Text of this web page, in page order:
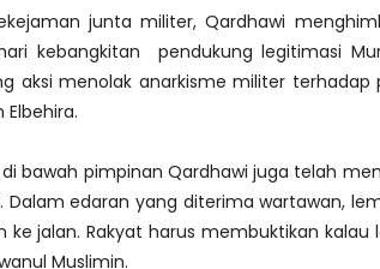
junta militer, Qardhawi
kebangkitan pendukung legitimasi
aksi menolak anarkisme militer terhadap
bawah pimpinan Qardhawi juga telah
Dalam edaran yang diterima wartawan,
ke jalan. Rakyat harus membuktikan kalau
Muslimin.